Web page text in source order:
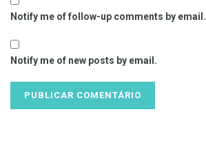
Notify me of follow-up comments by email.
Notify me of new posts by email.